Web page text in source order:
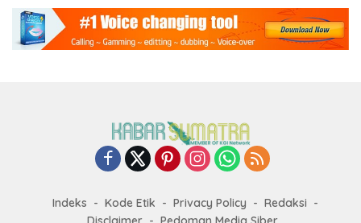
Indeks Kode Etik Privacy Policy
Redaksi